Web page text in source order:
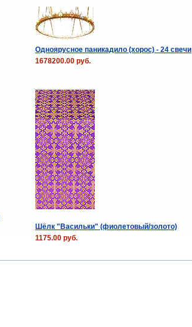
Одноярусное паникадило (хорос) - 24 свечи
1678200.00 руб.
Шёлк "Васильки" (фиолетовый/золото)
1175.00 руб.